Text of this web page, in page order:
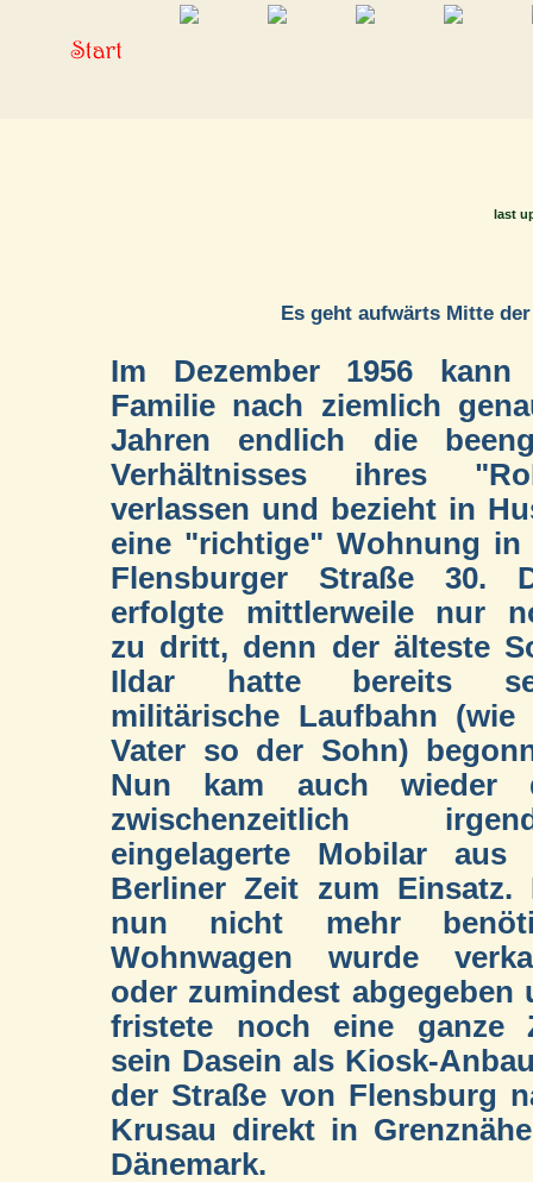
last
Es geht aufwärts Mitte
Im Dezember 1956 kann
Familie nach ziemlich
Jahren endlich die
Verhältnisses ihres
verlassen und bezieht in
eine "richtige" Wohnung in
Flensburger Straße 30.
erfolgte mittlerweile nur
zu dritt, denn der älteste
Ildar hatte bereits
militärische Laufbahn (wie
Vater so der Sohn)
Nun kam auch wieder
zwischenzeitlich
eingelagerte Mobilar aus
Berliner Zeit zum Einsatz.
nun nicht mehr
Wohnwagen wurde
oder zumindest abgegeben
fristete noch eine ganze
sein Dasein als Kiosk-
der Straße von Flensburg
Krusau direkt in
Dänemark.